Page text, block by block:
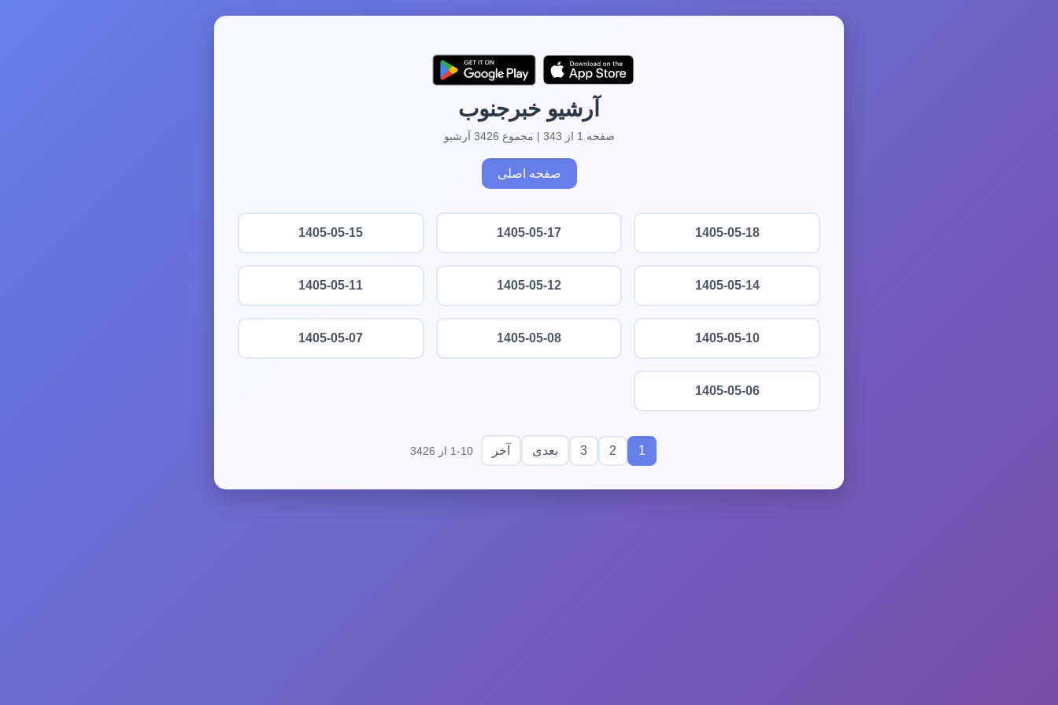
آرشیو خبرجنوب
صفحه 1 از 343 | مجموع 3426 آرشیو
صفحه اصلی
1405-05-18
1405-05-17
1405-05-15
1405-05-14
1405-05-12
1405-05-11
1405-05-10
1405-05-08
1405-05-07
1405-05-06
1
2
3 بعدی آخر 1-10 از 3426